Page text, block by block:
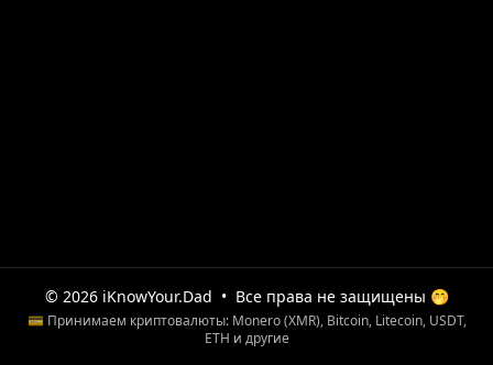
© 2026 iKnowYour.Dad • Все права не защищены 🤭
💳 Принимаем криптовалюты: Monero (XMR), Bitcoin, Litecoin, USDT,
ETH и другие